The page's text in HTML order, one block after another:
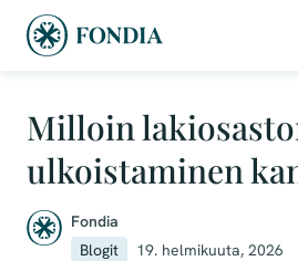
Milloin
ulkoistaminen
Fondia
Blogit
19. helmikuuta, 2026